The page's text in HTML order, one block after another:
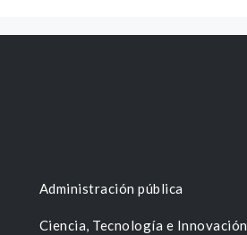
Administración pública
Ciencia, Tecnología e Innovación